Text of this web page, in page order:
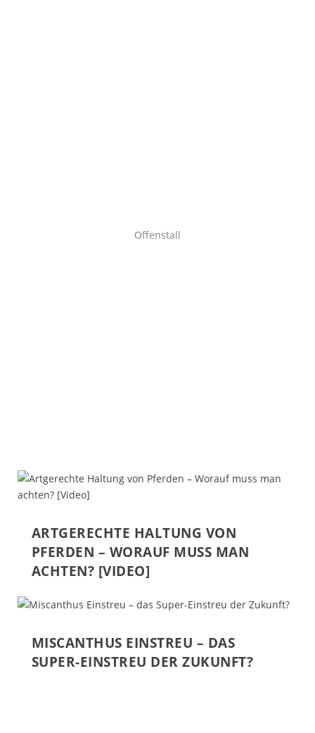
Offenstall
ARTGERECHTE HALTUNG VON
PFERDEN – WORAUF MUSS MAN
ACHTEN? [VIDEO]
MISCANTHUS EINSTREU – DAS
SUPER-EINSTREU DER ZUKUNFT?